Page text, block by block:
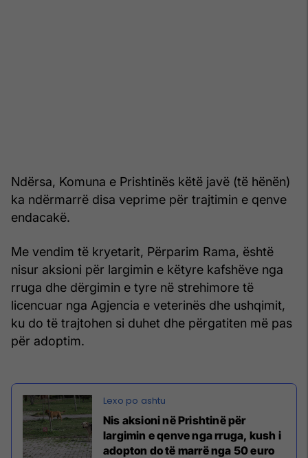
Ndërsa, Komuna e Prishtinës këtë javë (të hënën)
ka ndërmarrë disa veprime për trajtimin e qenve
endacakë.
Me vendim të kryetarit, Përparim Rama, është
nisur aksioni për largimin e këtyre kafshëve nga
rruga dhe dërgimin e tyre në strehimore të
licencuar nga Agjencia e veterinës dhe ushqimit,
ku do të trajtohen si duhet dhe përgatiten më pas
për adoptim.
Nis aksioni në Prishtinë për
largimin e qenve nga rruga, kush i
adopton do të marrë nga 50 euro